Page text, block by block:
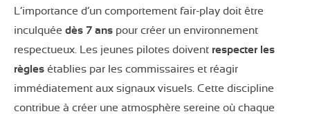
L’importance d’un comportement fair-play doit être
inculquée dès 7 ans pour créer un environnement
respectueux. Les jeunes pilotes doivent respecter les
règles établies par les commissaires et réagir
immédiatement aux signaux visuels. Cette discipline
contribue à créer une atmosphère sereine où chaque